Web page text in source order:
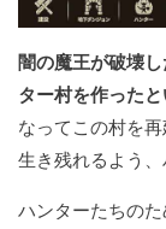
闇の魔王が破壊
ター村を作った
なってこの村を
生き残れるよう、
ハンターたちの